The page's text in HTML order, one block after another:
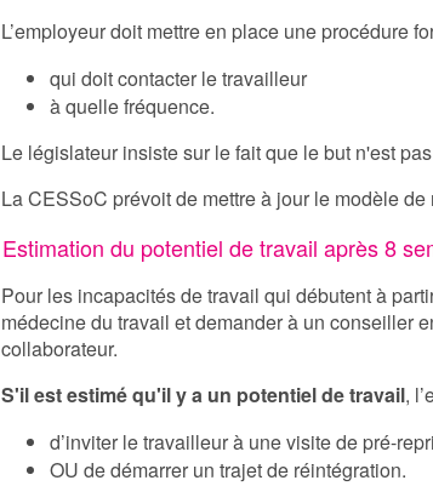
L’employeur doit mettre en place une procédure
qui doit contacter le travailleur
à quelle fréquence.
Le législateur insiste sur le fait que le but n'est
La CESSoC prévoit de mettre à jour le modèle
Estimation du potentiel de travail après 8
Pour les incapacités de travail qui débutent à
médecine du travail et demander à un conseiller
collaborateur.
S'il est estimé qu'il y a un potentiel de travail,
d’inviter le travailleur à une visite de pré-
OU de démarrer un trajet de réintégration.